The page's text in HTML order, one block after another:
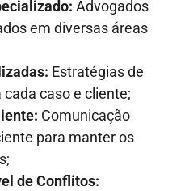
Advogados
em diversas áreas
Estratégias de
caso e cliente;
Comunicação
para manter os
de Conflitos: